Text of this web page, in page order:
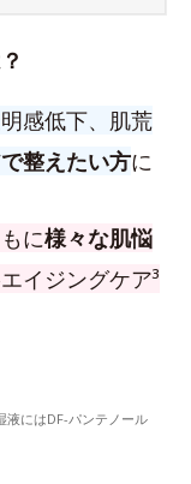
感低下、肌荒
整えたい方に
に様々な肌悩
イジングケア³
液にはDF-パンテノール